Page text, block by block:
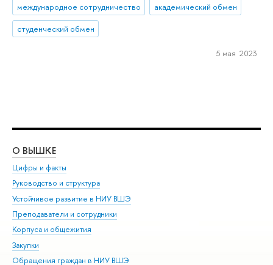
международное сотрудничество
академический обмен
студенческий обмен
5 мая 2023
О ВЫШКЕ
Цифры и факты
Руководство и структура
Устойчивое развитие в НИУ ВШЭ
Преподаватели и сотрудники
Корпуса и общежития
Закупки
Обращения граждан в НИУ ВШЭ